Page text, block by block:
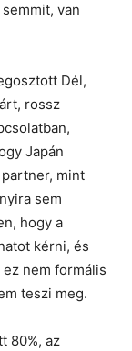
van
Dél,
rossz
Japán
mint
sem
hogy a
kérni, és
nem formális
teszi meg.
80%, az